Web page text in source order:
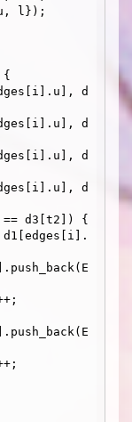
{
d
d
d
d
== d3[t2]) {